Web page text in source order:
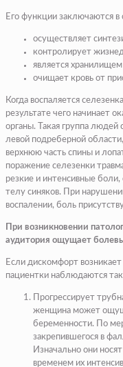
Его функции заключаются
осуществляет
контролирует
является
очищает кровь от
Когда воспаляется
результате чего начинает
органы. Такая группа людей
левой подреберной
верхнюю часть спины и
поражение селезенки
резкие и интенсивные
телу синяков. При
воспалении, боль
При возникновении
аудитория ощущает
Если дискомфорт
пациентки наблюдаются
Прогрессирует
женщина может
беременности. По
закрепившегося в
Изначально они
временем их